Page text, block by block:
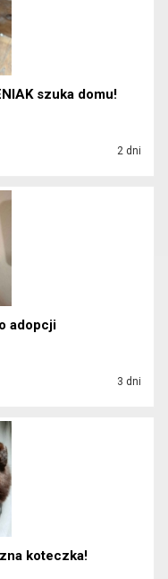
szuka domu!
2 dni
adopcji
3 dni
koteczka!